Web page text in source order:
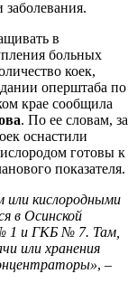
в
больных
коек,
оперштаба по
крае сообщила
. По ее словам, за
оснастили
готовы к
показателя.
кислородными
в Осинской
1 и ГКБ № 7. Там,
или хранения
, –